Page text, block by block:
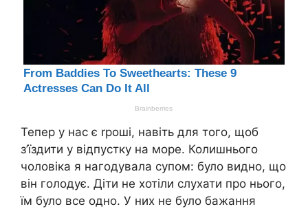
Тепер у нас є rроші, навіть для того, щоб
з’їздити у відпустку на море. Колишнього
чоловіка я нагодувала супом: було видно, що
він голодує. Діти не хотіли слухати про нього,
їм було все одно. У них не було бажання